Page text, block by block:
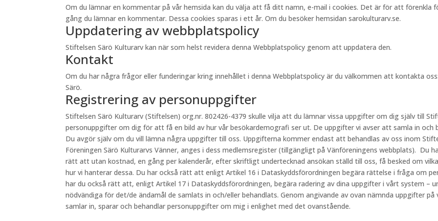
Om du lämnar en kommentar på vår hemsida kan du välja att få ditt namn, e-mail i cookies. Det är för att förenkla
gång du lämnar en kommentar. Dessa cookies sparas i ett år. Om du besöker hemsidan sarokulturarv.se.
Uppdatering av webbplatspolicy
Stiftelsen Särö Kulturarv kan när som helst revidera denna Webbplatspolicy genom att uppdatera den.
Kontakt
Om du har några frågor eller funderingar kring innehållet i denna Webbplatspolicy är du välkommen att kontakta
Särö.
Registrering av personuppgifter
Stiftelsen Särö Kulturarv (Stiftelsen) org.nr. 802426-4379 skulle vilja att du lämnar vissa uppgifter om dig själv till
personuppgifter om dig för att få en bild av hur vår besökardemografi ser ut. De uppgifter vi avser att samla in och
Du avgör själv om du vill lämna några uppgifter till oss. Uppgifterna kommer endast att behandlas av oss inom
Föreningen Särö Kulturarvs Vänner, anges i dess medlemsregister (tillgängligt på Vänföreningens webbplats). Du
rätt att utan kostnad, en gång per kalenderår, efter skriftligt undertecknad ansökan ställd till oss, få besked om
hur vi hanterar dessa. Du har också rätt att enligt Artikel 16 i Dataskyddsförordningen begära rättelse i fråga om
har du också rätt att, enligt Artikel 17 i Dataskyddsförordningen, begära radering av dina uppgifter i vårt system
nödvändiga för det/de ändamål de samlats in och/eller behandlats. Genom angivande av ovan nämnda uppgifter
samlar in, sparar och behandlar personuppgifter om mig i enlighet med det ovanstående.